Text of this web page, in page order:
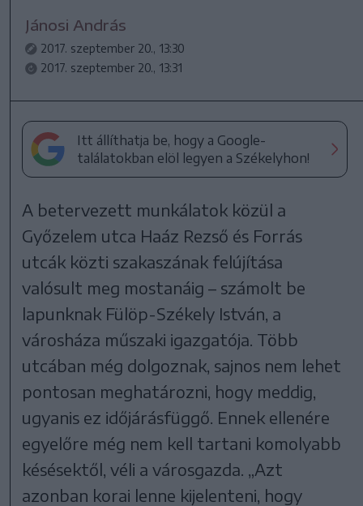
Jánosi András
2017. szeptember 20., 13:30
2017. szeptember 20., 13:31
Itt állíthatja be, hogy a Google-
találatokban elöl legyen a Székelyhon!
A betervezett munkálatok közül a
Győzelem utca Haáz Rezső és Forrás
utcák közti szakaszának felújítása
valósult meg mostanáig – számolt be
lapunknak Fülöp-Székely István, a
városháza műszaki igazgatója. Több
utcában még dolgoznak, sajnos nem lehet
pontosan meghatározni, hogy meddig,
ugyanis ez időjárásfüggő. Ennek ellenére
egyelőre még nem kell tartani komolyabb
késésektől, véli a városgazda. „Azt
azonban korai lenne kijelenteni, hogy